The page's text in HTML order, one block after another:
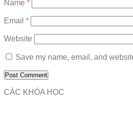
Name *
Email *
Website
Save my name, email, and
CÁC KHÓA HỌC